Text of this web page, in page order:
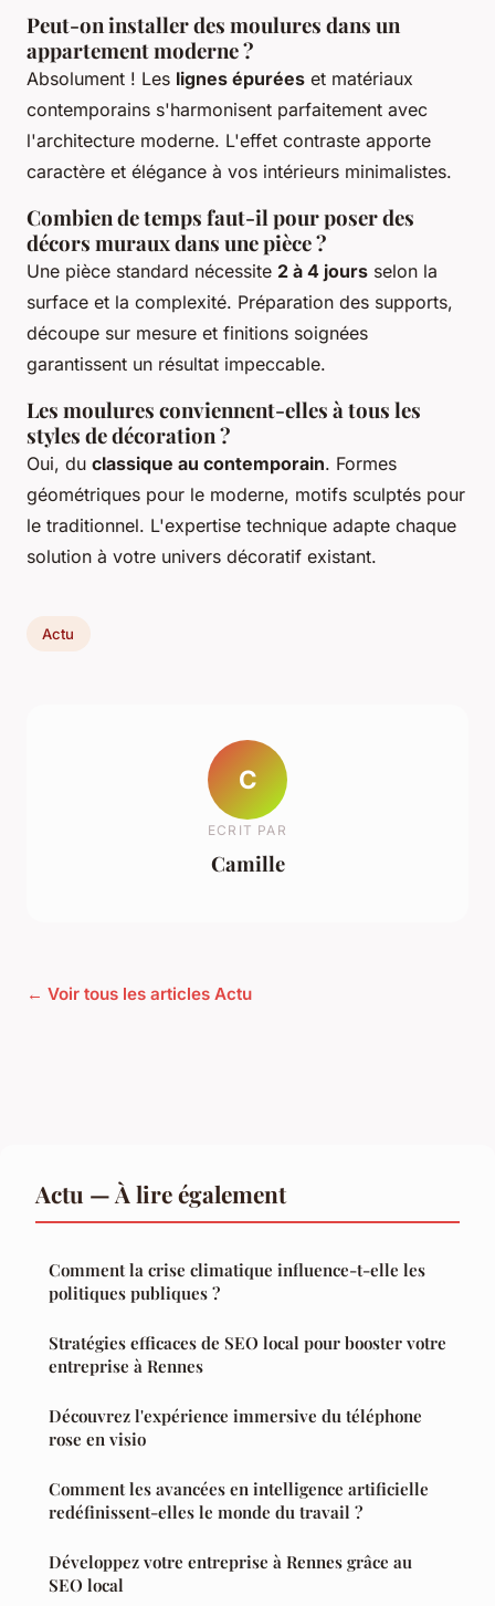
Peut-on installer des moulures dans un
appartement moderne ?
Absolument ! Les lignes épurées et matériaux
contemporains s'harmonisent parfaitement avec
l'architecture moderne. L'effet contraste apporte
caractère et élégance à vos intérieurs minimalistes.
Combien de temps faut-il pour poser des
décors muraux dans une pièce ?
Une pièce standard nécessite 2 à 4 jours selon la
surface et la complexité. Préparation des supports,
découpe sur mesure et finitions soignées
garantissent un résultat impeccable.
Les moulures conviennent-elles à tous les
styles de décoration ?
Oui, du classique au contemporain. Formes
géométriques pour le moderne, motifs sculptés pour
le traditionnel. L'expertise technique adapte chaque
solution à votre univers décoratif existant.
Actu
C
ECRIT PAR
Camille
← Voir tous les articles Actu
Actu — À lire également
Comment la crise climatique influence-t-elle les
politiques publiques ?
Stratégies efficaces de SEO local pour booster votre
entreprise à Rennes
Découvrez l'expérience immersive du téléphone
rose en visio
Comment les avancées en intelligence artificielle
redéfinissent-elles le monde du travail ?
Développez votre entreprise à Rennes grâce au
SEO local